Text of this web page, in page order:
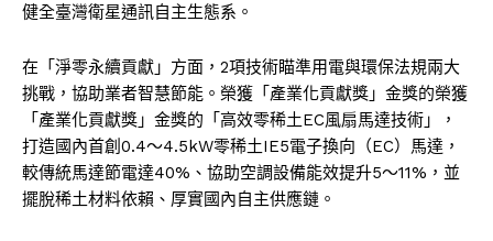
健全臺灣衛星通訊自主生態系。
在「淨零永續貢獻」方面，2項技術瞄準用電與環保法規兩大
挑戰，協助業者智慧節能。榮獲「產業化貢獻獎」金獎的榮獲
「產業化貢獻獎」金獎的「高效零稀土EC風扇馬達技術」，
打造國內首創0.4～4.5kW零稀土IE5電子換向（EC）馬達，
較傳統馬達節電達40%、協助空調設備能效提升5～11%，並
擺脫稀土材料依賴、厚實國內自主供應鏈。